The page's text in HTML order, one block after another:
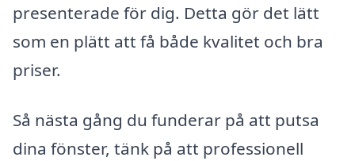
presenterade för dig. Detta gör det lätt
som en plätt att få både kvalitet och bra
priser.
Så nästa gång du funderar på att putsa
dina fönster, tänk på att professionell